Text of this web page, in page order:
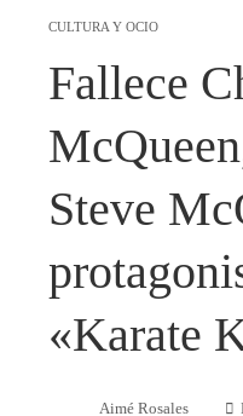
CULTURA Y OCIO
Fallece
Steve
«Karate
Aimé Rosales